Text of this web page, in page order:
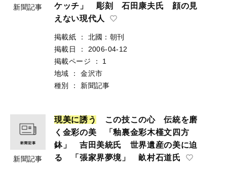
新聞記事
ケッチ」 彫刻 石田康夫氏 顔の見
えない現代人
掲載紙 ：
北國：朝刊
掲載日
：
2006-04-12
掲載ページ
：
1
地域
：
金沢市
種別
： 新聞記事
新聞記事
現美に誘う
この技この心 伝統を磨
く金彩の美 「釉裏金彩木槿文四方
鉢」 吉田美統氏 世界遺産の美に迫
る 「張家界夢境」 畝村石道氏